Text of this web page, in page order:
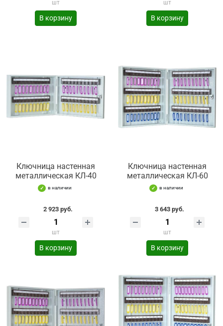
шт
В корзину
шт
В корзину
Ключница настенная
металлическая КЛ-40
в наличии
2 923 руб.
шт
В корзину
Ключница настенная
металлическая КЛ-60
в наличии
3 643 руб.
шт
В корзину